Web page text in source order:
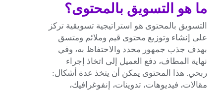
ما هو التسويق بالمحتوى؟
التسويق بالمحتوى هو استراتيجية تسويقية تركز
على إنشاء وتوزيع محتوى قيم وملائم ومتسق
بهدف جذب جمهور محدد والاحتفاظ به، وفي
نهاية المطاف، دفع العميل إلى اتخاذ إجراء
ربحي. هذا المحتوى يمكن أن يتخذ عدة أشكال:
مقالات، فيديوهات، تدوينات، إنفوغرافيك،